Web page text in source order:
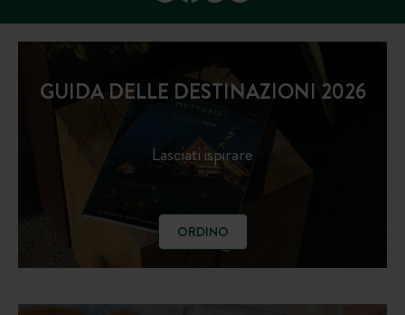
GUIDA DELLE DESTINAZIONI 2026
Lasciati ispirare
ORDINO